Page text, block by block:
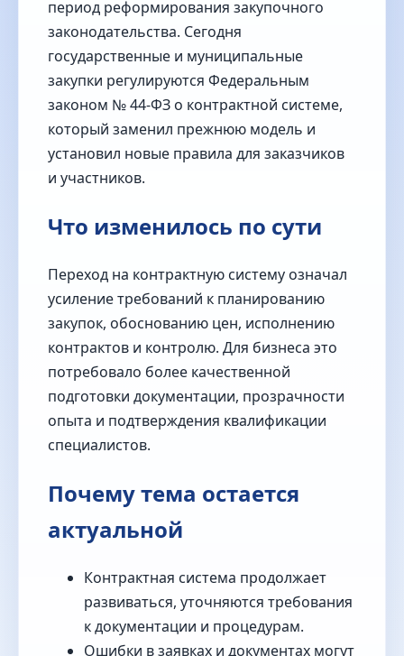
период реформирования закупочного
законодательства. Сегодня
государственные и муниципальные
закупки регулируются Федеральным
законом № 44‑ФЗ о контрактной системе,
который заменил прежнюю модель и
установил новые правила для заказчиков
и участников.
Что изменилось по сути
Переход на контрактную систему означал
усиление требований к планированию
закупок, обоснованию цен, исполнению
контрактов и контролю. Для бизнеса это
потребовало более качественной
подготовки документации, прозрачности
опыта и подтверждения квалификации
специалистов.
Почему тема остается
актуальной
Контрактная система продолжает
развиваться, уточняются требования
к документации и процедурам.
Ошибки в заявках и документах могут